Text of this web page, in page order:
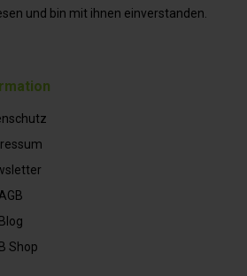
Blog
Shop
und bin mit ihnen einverstanden.